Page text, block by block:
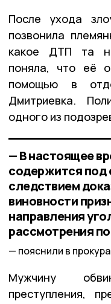
После ухода
позвонила
какое ДТП та
поняла, что её
помощью в
Дмитриевка.
одного из
— В настоящее
содержится
следствием
виновности
направления
рассмотрения
пояснили в
Мужчину
преступления,